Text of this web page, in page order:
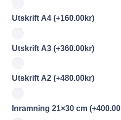
Utskrift A4 (+160.00kr)
Utskrift A3 (+360.00kr)
Utskrift A2 (+480.00kr)
Inramning 21×30 cm (+400.00